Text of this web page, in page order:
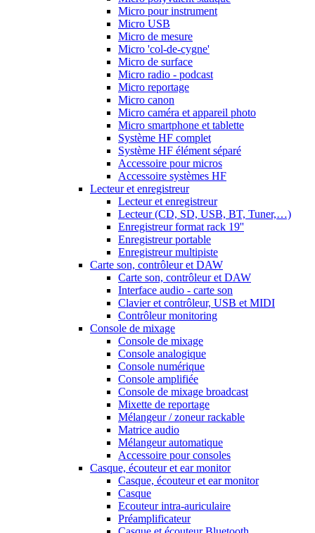
Micro pour instrument
Micro USB
Micro de mesure
Micro 'col-de-cygne'
Micro de surface
Micro radio - podcast
Micro reportage
Micro canon
Micro caméra et appareil photo
Micro smartphone et tablette
Système HF complet
Système HF élément séparé
Accessoire pour micros
Accessoire systèmes HF
Lecteur et enregistreur
Lecteur et enregistreur
Lecteur (CD, SD, USB, BT, Tuner,…)
Enregistreur format rack 19''
Enregistreur portable
Enregistreur multipiste
Carte son, contrôleur et DAW
Carte son, contrôleur et DAW
Interface audio - carte son
Clavier et contrôleur, USB et MIDI
Contrôleur monitoring
Console de mixage
Console de mixage
Console analogique
Console numérique
Console amplifiée
Console de mixage broadcast
Mixette de reportage
Mélangeur / zoneur rackable
Matrice audio
Mélangeur automatique
Accessoire pour consoles
Casque, écouteur et ear monitor
Casque, écouteur et ear monitor
Casque
Ecouteur intra-auriculaire
Préamplificateur